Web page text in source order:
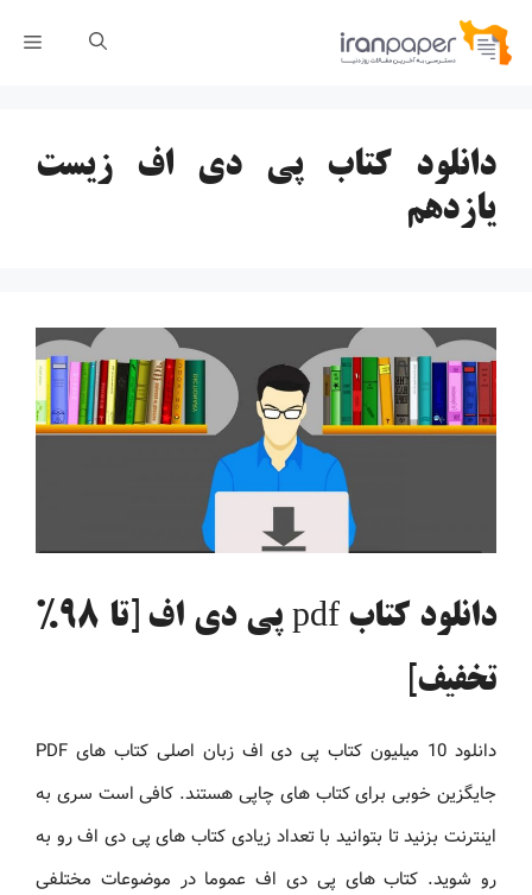
پرش
دانلود کتاب پی دی اف زیست
یازدهم
دانلود کتاب pdf پی دی اف [تا 98%
تخفیف]
دانلود 10 میلیون کتاب پی دی اف زبان اصلی کتاب های PDF
جایگزین خوبی برای کتاب های چاپی هستند. کافی است سری به
اینترنت بزنید تا بتوانید با تعداد زیادی کتاب های پی دی اف رو به
رو شوید. کتاب های پی دی اف عموما در موضوعات مختلفی